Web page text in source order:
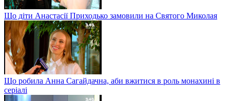
Що діти Анастасії Приходько замовили на Святого Миколая
Що робила Анна Сагайдачна, аби вжитися в роль монахині в
серіалі